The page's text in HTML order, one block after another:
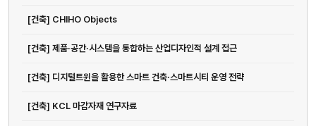
[건축] CHIHO Objects
[건축] 제품·공간·시스템을 통합하는 산업디자인적 설계 접근
[건축] 디지털트윈을 활용한 스마트 건축·스마트시티 운영 전략
[건축] KCL 마감자재 연구자료